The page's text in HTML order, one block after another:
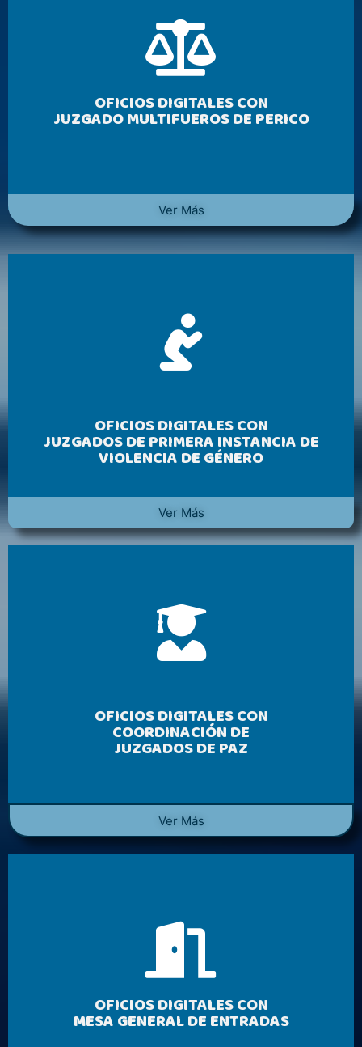
OFICIOS DIGITALES CON
JUZGADO MULTIFUEROS DE PERICO
Ver Más
OFICIOS DIGITALES CON
JUZGADOS DE PRIMERA INSTANCIA DE
VIOLENCIA DE GÉNERO
Ver Más
OFICIOS DIGITALES CON
COORDINACIÓN DE
JUZGADOS DE PAZ
Ver Más
OFICIOS DIGITALES CON
MESA GENERAL DE ENTRADAS